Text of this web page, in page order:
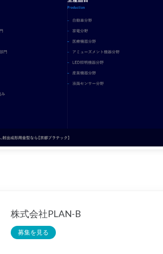
株式会社PLAN-B
募集を見る